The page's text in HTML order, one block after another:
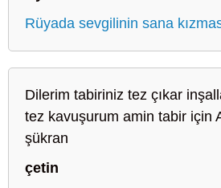
Rüyada sevgilinin sana
Dilerim tabiriniz tez çıkar
tez kavuşurum amin tabir için
şükran
çetin